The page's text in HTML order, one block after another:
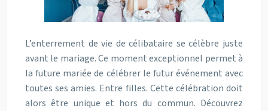
L’enterrement de vie de célibataire se célèbre juste
avant le mariage. Ce moment exceptionnel permet à
la future mariée de célébrer le futur événement avec
toutes ses amies. Entre filles. Cette célébration doit
alors être unique et hors du commun. Découvrez